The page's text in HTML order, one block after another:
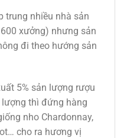
trung nhiều nhà sản
xưởng) nhưng sản
đi theo hướng sản
5% sản lượng rượu
thì đứng hàng
nho Chardonnay,
cho ra hương vị